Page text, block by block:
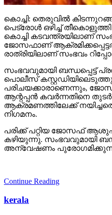
കൊച്ചി: തെരുവില്‍
പെട്രോള്‍ ഒഴിച്ച്
കൊച്ചി കടവന്ത്രയിലാണ്
ജോസഫാണ്
രാത്രിയിലാണ് സംഭവം
സംഭവവുമായി ബന്ധപ്പെട്ട്
പൊലീസ്
പരിചയക്കാരാണെന്നും,
ആന്റപ്പന്‍ കവര്‍ന്നതിനെ
ആക്രമണത്തിലേക്ക്
നിഗമനം.
പരിക്ക് പറ്റിയ ജോസഫ്
കഴിയുന്നു. സംഭവവുമായി
അന്വേഷണം
Continue Reading
kerala